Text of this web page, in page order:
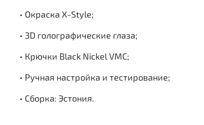
• Окраска X-Style;
• 3D голографические глаза;
• Крючки Black Nickel VMC;
• Ручная настройка и тестирование;
• Сборка: Эстония.